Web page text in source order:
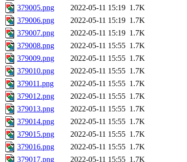
379005.png
2022-05-11 15:19 1.7K
379006.png
2022-05-11 15:19 1.7K
379007.png
2022-05-11 15:19 1.7K
379008.png
2022-05-11 15:55 1.7K
379009.png
2022-05-11 15:55 1.7K
379010.png
2022-05-11 15:55 1.7K
379011.png
2022-05-11 15:55 1.7K
379012.png
2022-05-11 15:55 1.7K
379013.png
2022-05-11 15:55 1.7K
379014.png
2022-05-11 15:55 1.7K
379015.png
2022-05-11 15:55 1.7K
379016.png
2022-05-11 15:55 1.7K
379017.png
2022-05-11 15:55 1.7K